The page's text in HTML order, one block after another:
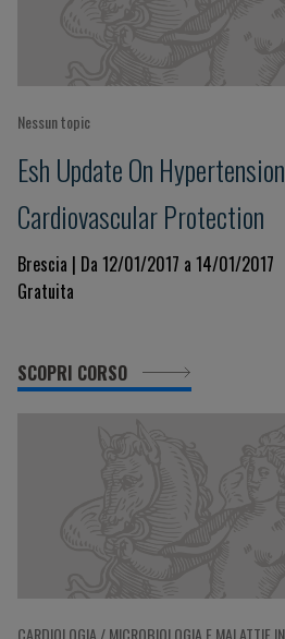
Nessun topic
Esh Update On
Cardiovascular Protection
Brescia | Da 12/01/2017 a 14/01/2017
Gratuita
SCOPRI CORSO
CARDIOLOGIA / MICROBIOLOGIA E MALATTIE